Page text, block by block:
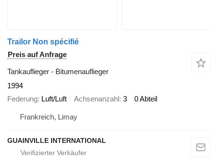
Trailor Non spécifié
Preis auf Anfrage
Tankauflieger - Bitumenauflieger
1994
Federung Luft/Luft Achsenanzahl 3 0 Abteil
Frankreich, Limay
GUAINVILLE INTERNATIONAL